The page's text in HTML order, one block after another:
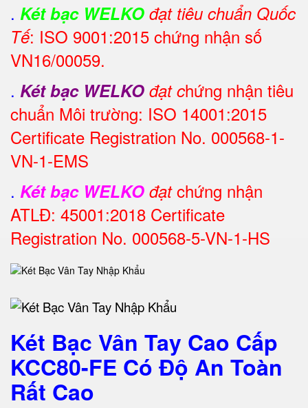
. Két bạc WELKO đạt tiêu chuẩn Quốc
Tế: ISO 9001:2015 chứng nhận số
VN16/00059.
. Két bạc WELKO đạt chứng nhận tiêu
chuẩn Môi trường: ISO 14001:2015
Certificate Registration No. 000568-1-
VN-1-EMS
. Két bạc WELKO đạtchứng nhận
ATLĐ: 45001:2018 Certificate
Registration No. 000568-5-VN-1-HS
Két Bạc Vân Tay Cao Cấp
KCC80-FE Có Độ An Toàn
Rất Cao